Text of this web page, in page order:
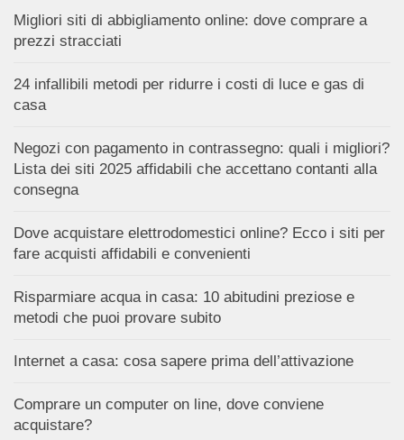
Migliori siti di abbigliamento online: dove comprare a
prezzi stracciati
24 infallibili metodi per ridurre i costi di luce e gas di
casa
Negozi con pagamento in contrassegno: quali i migliori?
Lista dei siti 2025 affidabili che accettano contanti alla
consegna
Dove acquistare elettrodomestici online? Ecco i siti per
fare acquisti affidabili e convenienti
Risparmiare acqua in casa: 10 abitudini preziose e
metodi che puoi provare subito
Internet a casa: cosa sapere prima dell’attivazione
Comprare un computer on line, dove conviene
acquistare?